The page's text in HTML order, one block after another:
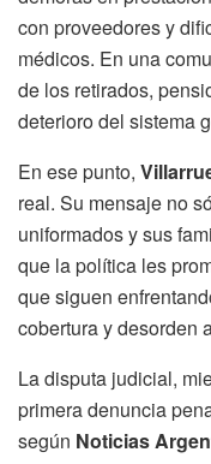
con proveedores y
médicos. En una
de los retirados,
deterioro del sistema
En ese punto,
real. Su mensaje no
uniformados y sus
que la política les
que siguen
cobertura y desorden
La disputa judicial,
primera denuncia
según Noticias